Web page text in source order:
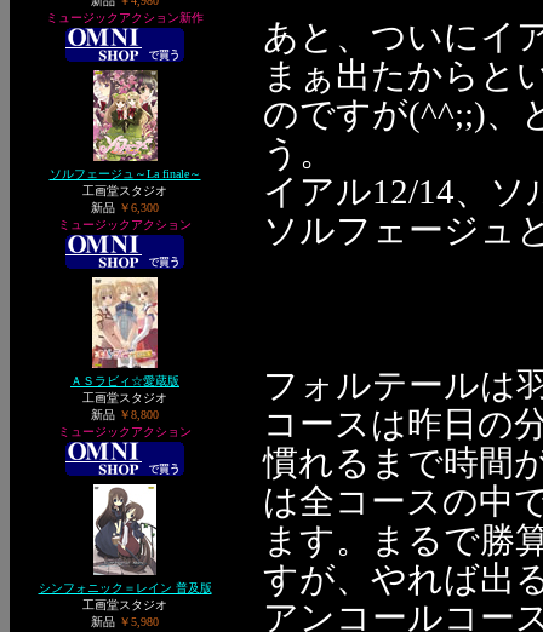
ミュージックアクション新作
ソルフェージュ～La finale～
工画堂スタジオ
新品 ￥6,300
ミュージックアクション
ＡＳラビィ☆愛蔵版
工画堂スタジオ
新品 ￥8,800
ミュージックアクション
シンフォニック＝レイン 普及版
工画堂スタジオ
新品 ￥5,980
あと、ついにイ
まぁ出たからと
のですが(^^;;)、
う。
イアル12/14、
ソルフェージュ
フォルテールは
コースは昨日の
慣れるまで時間
は全コースの中
ます。まるで勝
すが、やれば出
アンコールコー